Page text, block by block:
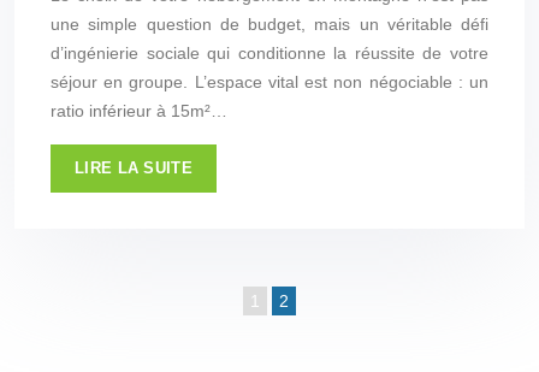
une simple question de budget, mais un véritable défi
d’ingénierie sociale qui conditionne la réussite de votre
séjour en groupe. L’espace vital est non négociable : un
ratio inférieur à 15m²…
LIRE LA SUITE
1 2